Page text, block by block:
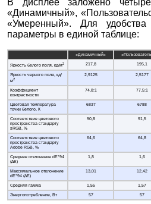
В дисплее заложено
«Динамичный»,
«Умеренный». Для
параметры в единой таблице:
«Динамичный»
Яркость белого поля, кд/м2 217,8 195,1
Яркость черного поля, кд/
м2
2,9125 2,5177
Коэффициент
контрастности
74,8:1 77,5:1
Цветовая температура
точки белого, К
6837 6788
Соответствие цветового
пространства стандарту
sRGB, %
90,8 91,5
Соответствие цветового
пространства стандарту
Adobe RGB, %
64,6 64,8
Среднее отклонение dE*94
(∆E)
1,8 1,6
Максимальное отклонение
dE*94 (∆E)
13,01 12,42
Средняя гамма 1,55 1,57
Энергопотребление, Вт
57 57